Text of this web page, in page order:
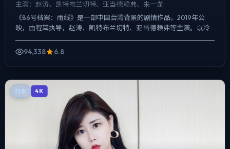
主演： 赵涛、凯特·布兰切特、亚当·德赖弗、朱一龙
《86号档案：雨线》是一部中国台湾背景的剧情作品，2019年公
映，由程耳执导，赵涛、凯特·布兰切特、亚当·德赖弗等主演。以冷
94,338
6.8
日本 4K